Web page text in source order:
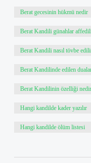
Berat gecesinin hükmü nedir
Berat Kandili günahlar
Berat Kandili nasıl tövbe
Berat Kandilinde edilen
Berat Kandilinin özelliği nedir
Hangi kandilde kader yazılır
Hangi kandilde ölüm listesi